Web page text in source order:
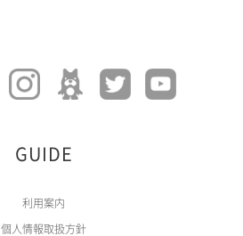
GUIDE
利用案内
個人情報取扱方針